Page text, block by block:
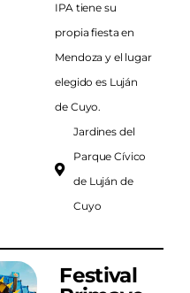
IPA tiene su
propia fiesta en
Mendoza y el lugar
elegido es Luján
de Cuyo.
Jardines del
Parque Cívico
de Luján de
Cuyo
Festival